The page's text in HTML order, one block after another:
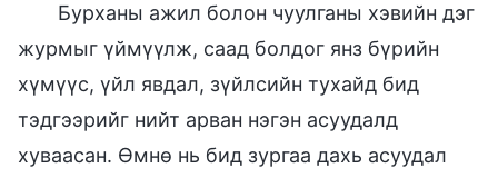
Бурханы ажил болон чуулганы хэвийн дэг
журмыг үймүүлж, саад болдог янз бүрийн
хүмүүс, үйл явдал, зүйлсийн тухайд бид
тэдгээрийг нийт арван нэгэн асуудалд
хуваасан. Өмнө нь бид зургаа дахь асуудал